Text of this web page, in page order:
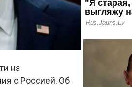
на
с Россией. Об